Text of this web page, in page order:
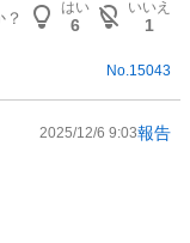
はい
6
いいえ
1
No.15043
2025/12/6 9:03報告